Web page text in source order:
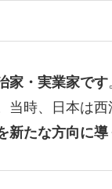
家・実業家です
当時、日本は
新たな方向に